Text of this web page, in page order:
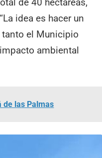
idea es hacer un
el Municipio
ambiental
de las Palmas